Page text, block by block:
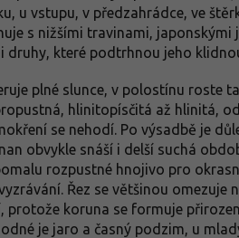
u vstupu, v předzahrádce, ve
s nižšími travinami,
druhy, které podtrhnou jeho
plné slunce, v polostínu roste
hlinitopísčitá až hlinitá,
se nehodí. Po výsadbě je
obvykle snáší i delší suchá
rozpustné hnojivo pro
Řez se většinou
protože koruna se formuje
je jaro a časný podzim, u